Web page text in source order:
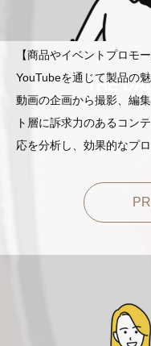
【商品やイベントプロモ
YouTubeを通じて製品の
動画の企画から撮影、編
ト層に訴求力のあるコン
応を分析し、効果的なプ